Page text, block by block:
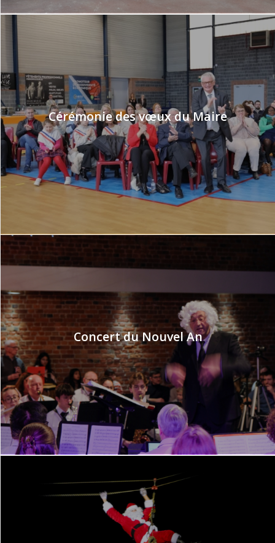
Cérémonie des vœux du Maire
Concert du Nouvel An